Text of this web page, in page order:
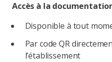
Accès à la
Disponible à tout
Par code QR
l’établissement